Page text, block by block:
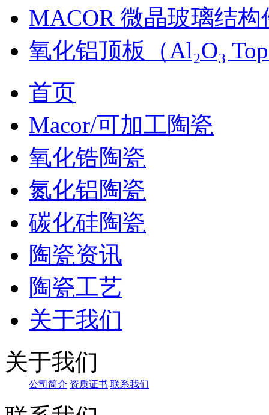
MACOR 微晶玻璃结
氧化铝顶板（Al₂O₃
首页
Macor/可加工陶瓷
氧化锆陶瓷
氮化铝陶瓷
碳化硅陶瓷
陶瓷资讯
陶瓷工艺
关于我们
关于我们
公司简介 资质证书 联系我们